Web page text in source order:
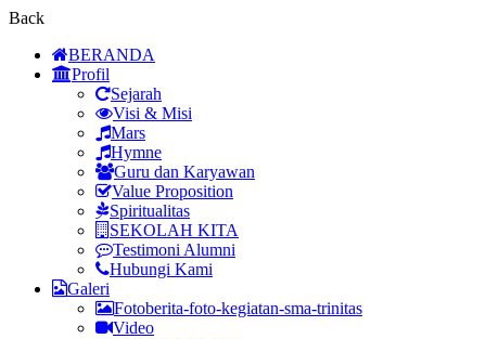
Back
BERANDA
Profil
Sejarah
Visi & Misi
Mars
Hymne
Guru dan Karyawan
Value Proposition
Spiritualitas
SEKOLAH KITA
Testimoni Alumni
Hubungi Kami
Galeri
Fotoberita-foto-kegiatan-sma-trinitas
Video